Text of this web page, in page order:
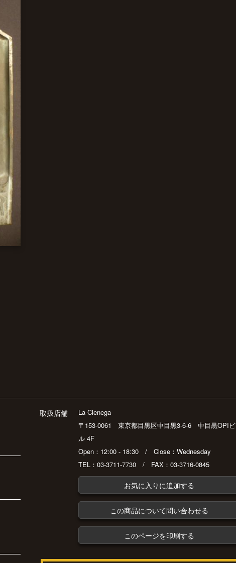
取扱店舗
La Cienega
〒153-0061 東京都目黒区中目黒3-6-6 中目黒OPIビ
ル 4F
Open：12:00 - 18:30 / Close：Wednesday
TEL：03-3711-7730 / FAX：03-3716-0845
お気に入りに追加する
この商品について問い合わせる
このページを印刷する